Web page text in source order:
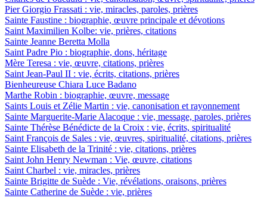
Pier Giorgio Frassati : vie, miracles, paroles, prières
Sainte Faustine : biographie, œuvre principale et dévotions
Saint Maximilien Kolbe: vie, prières, citations
Sainte Jeanne Beretta Molla
Saint Padre Pio : biographie, dons, héritage
Mère Teresa : vie, œuvre, citations, prières
Saint Jean-Paul II : vie, écrits, citations, prières
Bienheureuse Chiara Luce Badano
Marthe Robin : biographie, œuvre, message
Saints Louis et Zélie Martin : vie, canonisation et rayonnement
Sainte Marguerite-Marie Alacoque : vie, message, paroles, prières
Sainte Thérèse Bénédicte de la Croix : vie, écrits, spiritualité
Saint François de Sales : vie, œuvres, spiritualité, citations, prières
Sainte Elisabeth de la Trinité : vie, citations, prières
Saint John Henry Newman : Vie, œuvre, citations
Saint Charbel : vie, miracles, prières
Sainte Brigitte de Suède : Vie, révélations, oraisons, prières
Sainte Catherine de Suède : vie, prières